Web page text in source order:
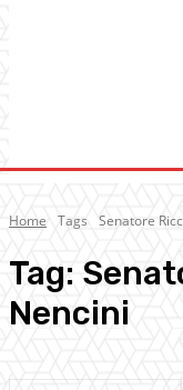
Home Tags Senatore
Tag:
Nencini